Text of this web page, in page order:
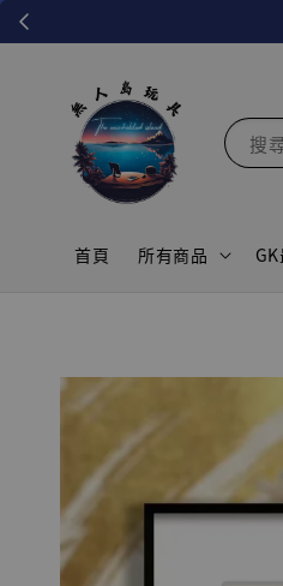
搜
首頁 所有商品